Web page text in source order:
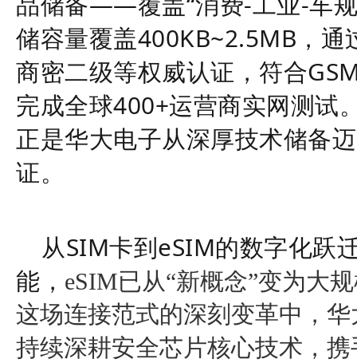
储容量覆盖400KB~2.5MB，通
商密二级等权威认证， 符合
完成全球400+运营商实网测试
正是华大电子从深厚技术储备
证。
从SIM卡到eSIM的数字化跃
能， eSIM已从“新概念”变为大
这场连接范式的深刻变革中，
持续深耕安全芯片核心技术，